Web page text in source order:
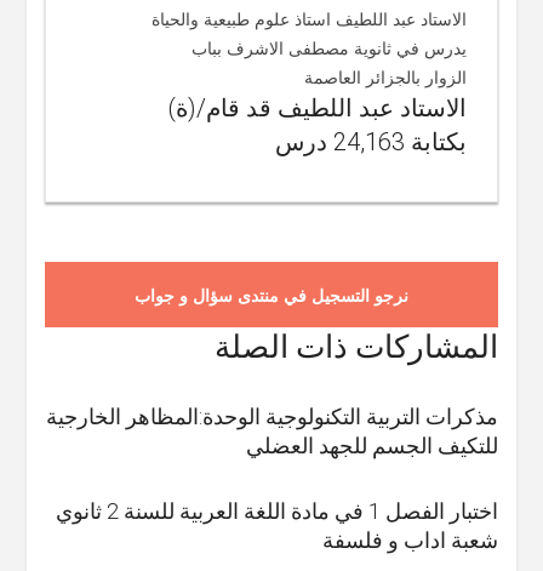
الاستاد عبد اللطيف استاذ علوم طبيعية والحياة
يدرس في ثانوية مصطفى الاشرف بباب
الزوار بالجزائر العاصمة
الاستاد عبد اللطيف قد قام/(ة)
بكتابة 24,163 درس
نرجو التسجيل في منتدى سؤال و جواب
المشاركات ذات الصلة
مذكرات التربية التكنولوجية الوحدة:المظاهر الخارجية
للتكيف الجسم للجهد العضلي
اختبار الفصل 1 في مادة اللغة العربية للسنة 2 ثانوي
شعبة اداب و فلسفة